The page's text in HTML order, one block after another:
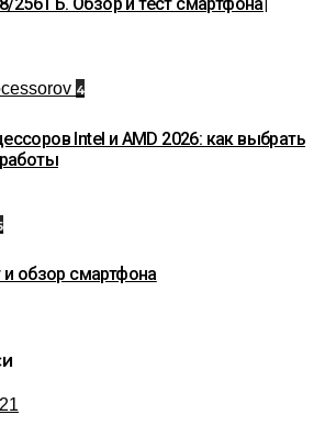
4
Intel и AMD 2026: как выбрать
и обзор смартфона